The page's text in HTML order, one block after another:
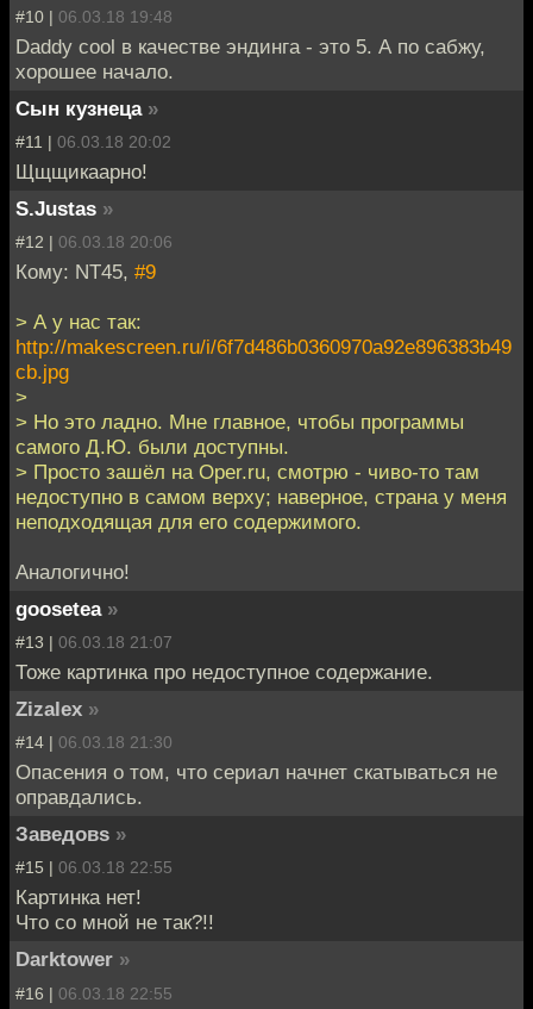
#10 | 06.03.18 19:48
Daddy cool в качестве эндинга - это 5. А по сабжу,
хорошее начало.
Сын кузнеца »
#11 | 06.03.18 20:02
Щщщикаарно!
S.Justas »
#12 | 06.03.18 20:06
Кому: NT45, #9
> А у нас так:
http://makescreen.ru/i/6f7d486b0360970a92e896383b49
cb.jpg
>
> Но это ладно. Мне главное, чтобы программы
самого Д.Ю. были доступны.
> Просто зашёл на Oper.ru, смотрю - чиво-то там
недоступно в самом верху; наверное, страна у меня
неподходящая для его содержимого.
Аналогично!
goosetea »
#13 | 06.03.18 21:07
Тоже картинка про недоступное содержание.
Zizalex »
#14 | 06.03.18 21:30
Опасения о том, что сериал начнет скатываться не
оправдались.
Заведовs »
#15 | 06.03.18 22:55
Картинка нет!
Что со мной не так?!!
Darktower »
#16 | 06.03.18 22:55